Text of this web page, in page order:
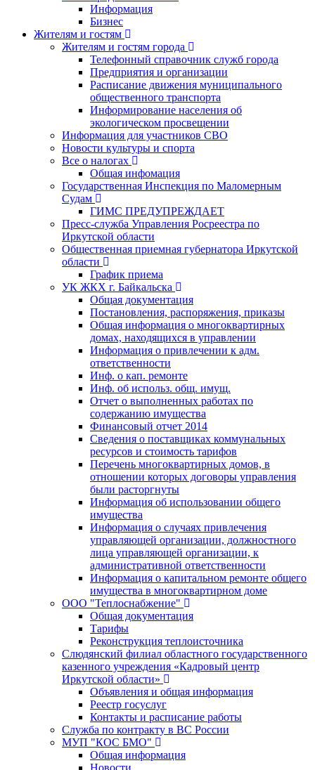
Информация
Бизнес
Жителям и гостям
Жителям и гостям города
Телефонный справочник служб города
Предприятия и организации
Расписание движения муниципального
общественного транспорта
Информирование населения об
экологическом просвещении
Информация для участников СВО
Новости культуры и спорта
Все о налогах
Общая инфомация
Государственная Инспекция по Маломерным
Судам
ГИМС ПРЕДУПРЕЖДАЕТ
Пресс-служба Управления Росреестра по
Иркутской области
Общественная приемная губернатора Иркутской
области
График приема
УК ЖКХ г. Байкальска
Общая документация
Постановления, распоряжения, приказы
Общая информация о многоквартирных
домах, находящихся в управлении
Информация о привлечении к адм.
ответственности
Инф. о кап. ремонте
Инф. об использ. общ. имущ.
Отчет о выполненных работах по
содержанию имущества
Финансовый отчет 2014
Сведения о поставщиках коммунальных
ресурсов и стоимость тарифов
Перечень многоквартирных домов, в
отношении которых договоры управления
были расторгнуты
Информация об использовании общего
имущества
Информация о случаях привлечения
управляющей организации, должностного
лица управляющей организации, к
административной ответственности
Информация о капитальном ремонте общего
имущества в многоквартирном доме
ООО "Теплоснабжение"
Общая документация
Тарифы
Реконструкция теплоисточника
Слюдянский филиал областного государственного
казенного учреждения «Кадровый центр
Иркутской области»
Объявления и общая информация
Реестр госуслуг
Контакты и расписание работы
Служба по контракту в ВС России
МУП "КОС БМО"
Общая информация
Новости